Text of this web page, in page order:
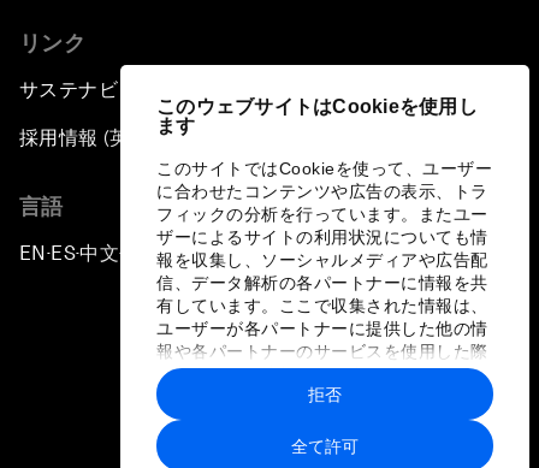
このウェブサイトはCookieを使用し
ます
このサイトではCookieを使って、ユーザー
に合わせたコンテンツや広告の表示、トラ
フィックの分析を行っています。またユー
ザーによるサイトの利用状況についても情
報を収集し、ソーシャルメディアや広告配
信、データ解析の各パートナーに情報を共
有しています。ここで収集された情報は、
ユーザーが各パートナーに提供した他の情
報や各パートナーのサービスを使用した際
に収集された情報と組み合わされ、各パー
トナーによって使用されることがありま
す。
全て許可
拒否
リンク
サステナビリティへの取り組み
採用情報 (英語のみ)
言語
EN ▪ ES▪中文▪ 日本語
プライバシーポリシーと利用規約
サイトマップ